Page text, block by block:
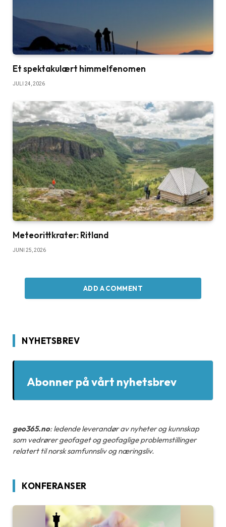
Et spektakulært himmelfenomen
JULI 24, 2026
Meteorittkrater: Ritland
JUNI 25, 2026
ADD A COMMENT
NYHETSBREV
Abonner på vårt nyhetsbrev
geo365.no: ledende leverandør av nyheter og kunnskap
som vedrører geofaget og geofaglige problemstillinger
relatert til norsk samfunnsliv og næringsliv.
KONFERANSER